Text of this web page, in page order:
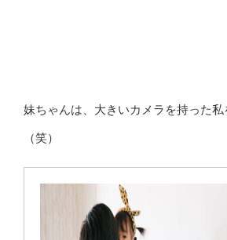
妹ちゃんは、大きいカメラを持った
（笑）